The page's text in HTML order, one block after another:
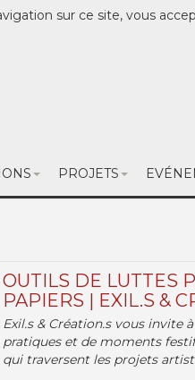
sur ce site, vous
PROJETS
OUTILS DE LUTTES
PAPIERS | EXIL.S &
Exil.s & Création.s vous invite
pratiques et de moments
qui traversent les projets